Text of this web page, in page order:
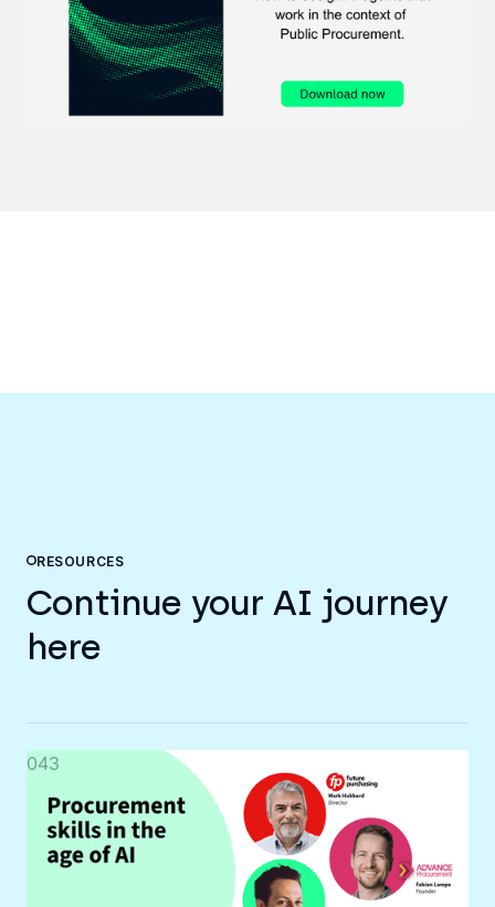
RESOURCES
Continue your AI journey
here
043